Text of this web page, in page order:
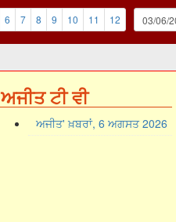
6 7 8 9 10 11 12
ਅਜੀਤ ਟੀ ਵੀ
ਅਜੀਤ' ਖ਼ਬਰਾਂ, 6 ਅਗਸਤ 2026